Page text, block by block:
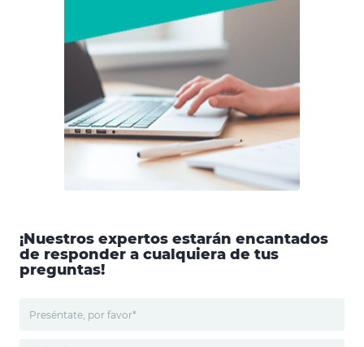
¡Nuestros expertos estarán encantados
de responder a cualquiera de tus
preguntas!